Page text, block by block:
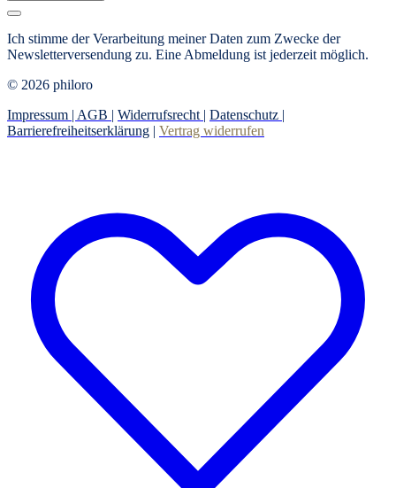
Ich stimme der Verarbeitung meiner Daten zum Zwecke der
Newsletterversendung zu. Eine Abmeldung ist jederzeit möglich.
© 2026 philoro
Impressum | AGB | Widerrufsrecht | Datenschutz |
Barrierefreiheitserklärung | Vertrag widerrufen